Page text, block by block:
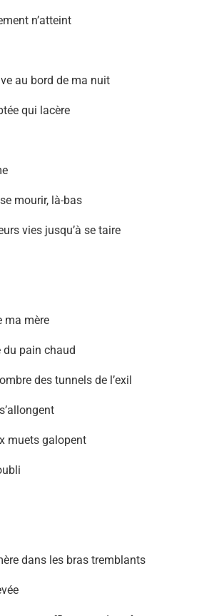
n’atteint
au bord de ma nuit
qui lacère
mourir, là-bas
vies jusqu’à se taire
ma mère
du pain chaud
des tunnels de l’exil
muets galopent
dans les bras tremblants